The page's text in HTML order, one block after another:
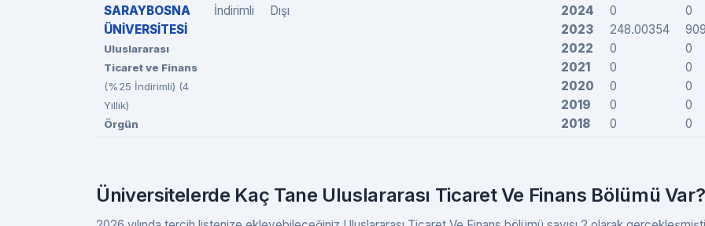
SARAYBOSNA
ÜNİVERSİTESİ
Uluslararası
Ticaret ve Finans
(%25 İndirimli) (4
Yıllık)
Örgün
İndirimli
Dışı
2024
2023
2022
2021
2020
2019
2018
0
248.00354
0
0
0
0
0
0
0
0
0
0
0
Üniversitelerde Kaç Tane Uluslararası Ticaret Ve Finans Bölümü Var?